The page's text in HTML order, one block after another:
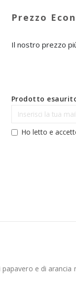
Il nostro prezzo
Prodotto
Ho letto e
e di